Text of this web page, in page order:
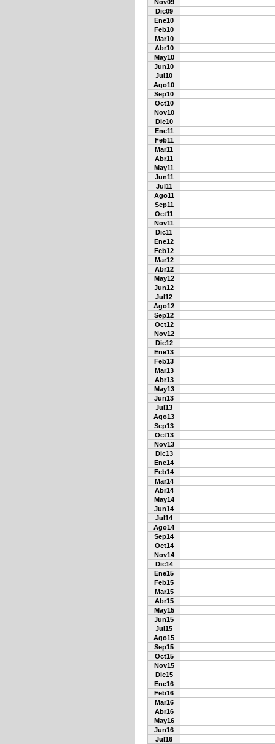
Nov09
Dic09
Ene10
Feb10
Mar10
Abr10
May10
Jun10
Jul10
Ago10
Sep10
Oct10
Nov10
Dic10
Ene11
Feb11
Mar11
Abr11
May11
Jun11
Jul11
Ago11
Sep11
Oct11
Nov11
Dic11
Ene12
Feb12
Mar12
Abr12
May12
Jun12
Jul12
Ago12
Sep12
Oct12
Nov12
Dic12
Ene13
Feb13
Mar13
Abr13
May13
Jun13
Jul13
Ago13
Sep13
Oct13
Nov13
Dic13
Ene14
Feb14
Mar14
Abr14
May14
Jun14
Jul14
Ago14
Sep14
Oct14
Nov14
Dic14
Ene15
Feb15
Mar15
Abr15
May15
Jun15
Jul15
Ago15
Sep15
Oct15
Nov15
Dic15
Ene16
Feb16
Mar16
Abr16
May16
Jun16
Jul16